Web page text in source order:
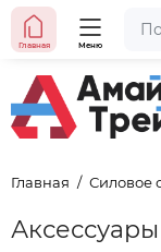
Главная Меню
Главная Силовое